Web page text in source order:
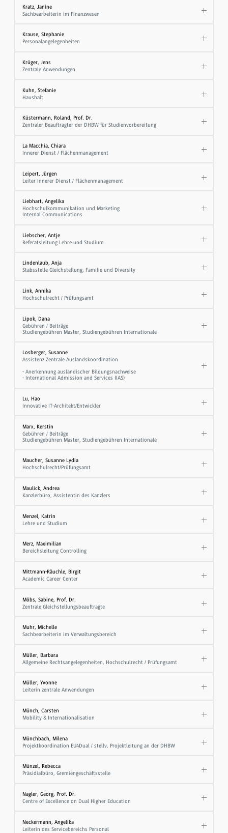
Kratz, Janine
Sachbearbeiterin im Finanzwesen
Krause, Stephanie
Personalangelegenheiten
Krüger, Jens
Zentrale Anwendungen
Kuhn, Stefanie
Haushalt
Küstermann, Roland, Prof. Dr.
Zentraler Beauftragter der DHBW für Studienvorbereitung
La Macchia, Chiara
Innerer Dienst / Flächenmanagement
Leipert, Jürgen
Leiter Innerer Dienst / Flächenmanagement
Liebhart, Angelika
Hochschulkommunikation und Marketing
Internal Communications
Liebscher, Antje
Referatsleitung Lehre und Studium
Lindenlaub, Anja
Stabsstelle Gleichstellung, Familie und Diversity
Link, Annika
Hochschulrecht / Prüfungsamt
Lipok, Dana
Gebühren / Beiträge
Studiengebühren Master, Studiengebühren Internationale
Losberger, Susanne
Assistenz Zentrale Auslandskoordination
- Anerkennung ausländischer Bildungsnachweise
- International Admission and Services (IAS)
Lu, Hao
Innovative IT-Architekt/Entwickler
Marx, Kerstin
Gebühren / Beiträge
Studiengebühren Master, Studiengebühren Internationale
Maucher, Susanne Lydia
Hochschulrecht/Prüfungsamt
Maulick, Andrea
Kanzlerbüro, Assistentin des Kanzlers
Menzel, Katrin
Lehre und Studium
Merz, Maximilian
Bereichsleitung Controlling
Mittmann-Räuchle, Birgit
Academic Career Center
Möbs, Sabine, Prof. Dr.
Zentrale Gleichstellungsbeauftragte
Muhr, Michelle
Sachbearbeiterin im Verwaltungsbereich
Müller, Barbara
Allgemeine Rechtsangelegenheiten, Hochschulrecht / Prüfungsamt
Müller, Yvonne
Leiterin zentrale Anwendungen
Münch, Carsten
Mobility & Internationalisation
Münchbach, Milena
Projektkoordination EU4Dual / stellv. Projektleitung an der DHBW
Münzel, Rebecca
Präsidialbüro, Gremiengeschäftsstelle
Nagler, Georg, Prof. Dr.
Centre of Excellence on Dual Higher Education
Neckermann, Angelika
Leiterin des Servicebereichs Personal